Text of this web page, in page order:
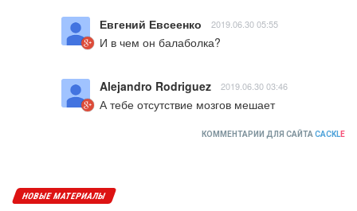
Евгений Евсеенко 2019.06.30 05:55
И в чем он балаболка?
Alejandro Rodriguez 2019.06.30 03:46
А тебе отсутствие мозгов мешает
КОММЕНТАРИИ ДЛЯ САЙТА CACKLE
НОВЫЕ МАТЕРИАЛЫ